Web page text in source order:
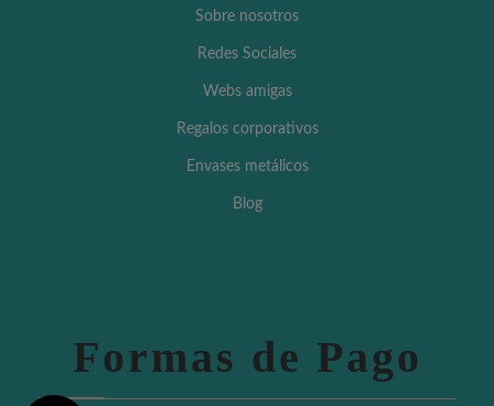
Sobre nosotros
Redes Sociales
Webs amigas
Regalos corporativos
Envases metálicos
Blog
Formas de Pago